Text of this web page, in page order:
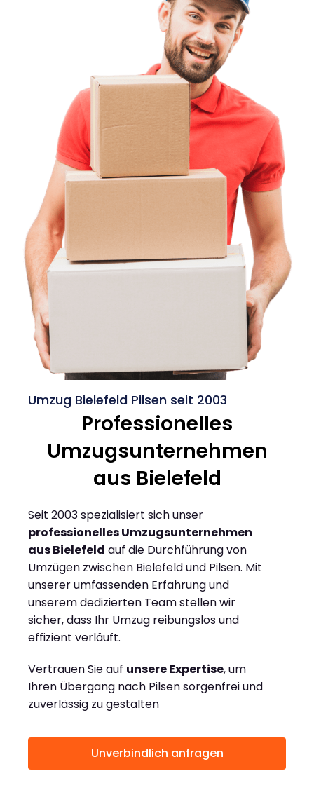
Umzug Bielefeld Pilsen seit 2003
Professionelles
Umzugsunternehmen
aus Bielefeld
Seit 2003 spezialisiert sich unser
professionelles Umzugsunternehmen
aus Bielefeld auf die Durchführung von
Umzügen zwischen Bielefeld und Pilsen. Mit
unserer umfassenden Erfahrung und
unserem dedizierten Team stellen wir
sicher, dass Ihr Umzug reibungslos und
effizient verläuft.
Vertrauen Sie auf unsere Expertise, um
Ihren Übergang nach Pilsen sorgenfrei und
zuverlässig zu gestalten
Unverbindlich anfragen